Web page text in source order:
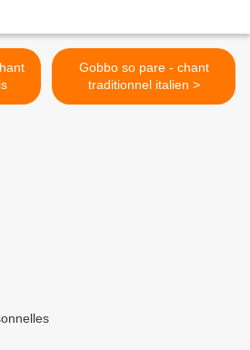
Gobbo so pare - chant
traditionnel italien >